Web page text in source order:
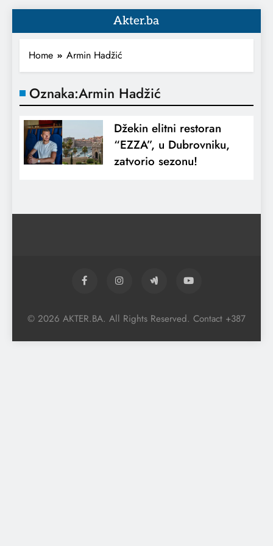
Akter.ba
Home Armin Hadžić
Oznaka:Armin Hadžić
Džekin elitni restoran
“EZZA”, u Dubrovniku,
zatvorio sezonu!
© 2026 AKTER.BA. All Rights Reserved. Contact +387